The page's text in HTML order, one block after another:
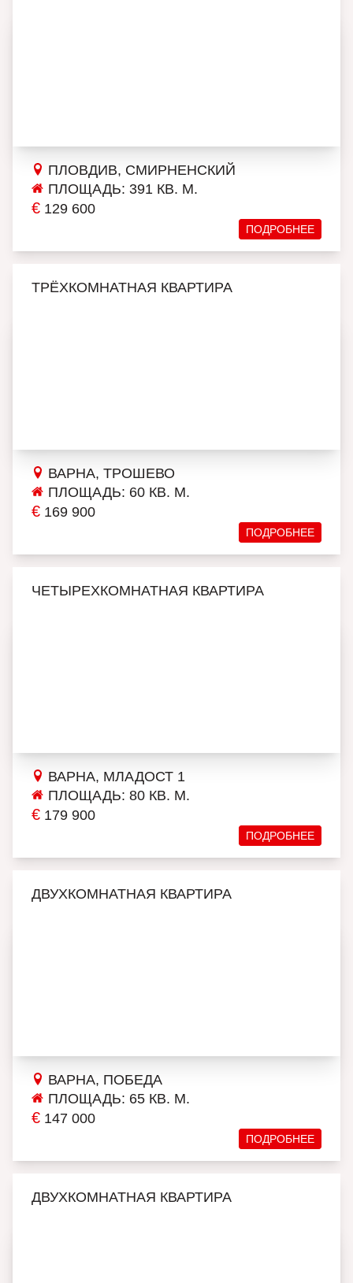
ПЛОВДИВ, СМИРНЕНСКИЙ
ПЛОЩАДЬ: 391 КВ. М.
€ 129 600
ПОДРОБНЕЕ
ТРЁХКОМНАТНАЯ КВАРТИРА
ВАРНА, ТРОШЕВО
ПЛОЩАДЬ: 60 КВ. М.
€ 169 900
ПОДРОБНЕЕ
ЧЕТЫРЕХКОМНАТНАЯ КВАРТИРА
ВАРНА, МЛАДОСТ 1
ПЛОЩАДЬ: 80 КВ. М.
€ 179 900
ПОДРОБНЕЕ
ДВУХКОМНАТНАЯ КВАРТИРА
ВАРНА, ПОБЕДА
ПЛОЩАДЬ: 65 КВ. М.
€ 147 000
ПОДРОБНЕЕ
ДВУХКОМНАТНАЯ КВАРТИРА